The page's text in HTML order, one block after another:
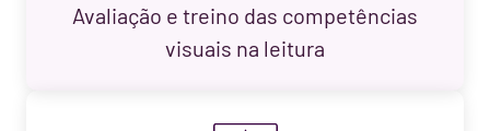
Avaliação e treino das competências
visuais na leitura